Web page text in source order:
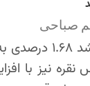
صباحی